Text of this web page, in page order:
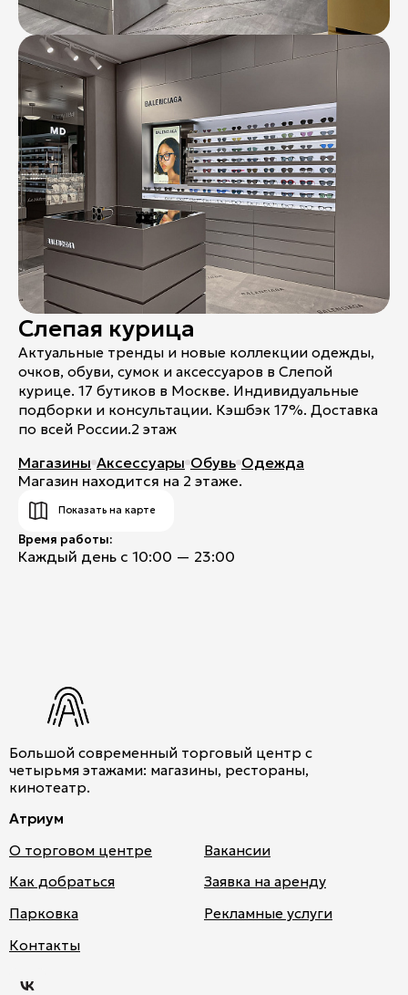
info@atrium.su
Атриум во
Вконтакте
Слепая курица
Актуальные тренды и новые коллекции одежды,
очков, обуви, сумок и аксессуаров в Слепой
курице. 17 бутиков в Москве. Индивидуальные
подборки и консультации. Кэшбэк 17%. Доставка
по всей России.2 этаж
Магазины Аксессуары Обувь Одежда
Магазин находится на 2 этаже.
Показать на карте
Время работы:
Каждый день с 10:00 — 23:00
Большой современный торговый центр с
четырьмя этажами: магазины, рестораны,
кинотеатр.
Атриум
О торговом центре
Как добраться
Парковка
Контакты
Вакансии
Заявка на аренду
Рекламные услуги
Атри
во